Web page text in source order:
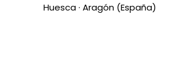
Huesca · Aragón (España)